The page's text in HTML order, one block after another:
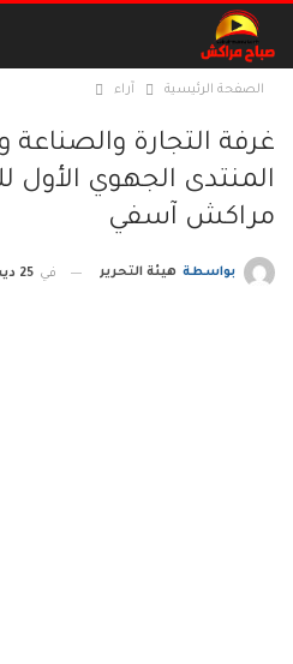
الصفحة الرئيسية آراء
غرفة التجارة
المنتدى الجهوي الأول
مراكش آسفي
بواسطة هيئة التحرير في 25 ديسمبر, 2024